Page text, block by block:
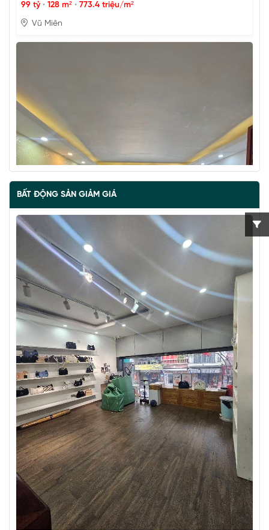
99 tỷ • 128 m² • 773.4 triệu/m²
Vũ Miên
BÁN ĐẢO VŨ MIÊN, SIÊU PHẨM MẶT HỒ TÂY, 2 THOÁNG,
NHÀ DÂN XÂY
67 tỷ•57 m²•1.2 tỷ/m²
Vũ Miên
BẤT ĐỘNG SẢN GIẢM GIÁ